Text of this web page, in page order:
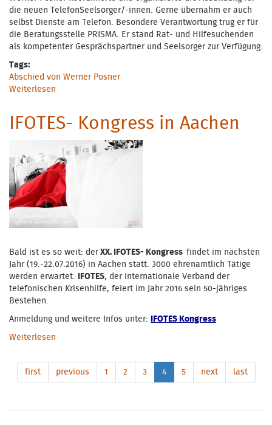
die neuen TelefonSeelsorger/-innen. Gerne übernahm er auch
selbst Dienste am Telefon. Besondere Verantwortung trug er für
die Beratungsstelle PRISMA. Er stand Rat- und Hilfesuchenden
als kompetenter Gesprächspartner und Seelsorger zur Verfügung.
Tags:
Abschied von Werner Posner
Weiterlesen
IFOTES- Kongress in Aachen
Bald ist es so weit: derXX. IFOTES- Kongress findet im nächsten
Jahr (19.-22.07.2016) in Aachen statt. 3000 ehrenamtlich Tätige
werden erwartet.
IFOTES, der internationale Verband der
telefonischen Krisenhilfe, feiert im Jahr 2016 sein 50-jähriges
Bestehen.
Anmeldung und weitere Infos unter: IFOTES Kongress
Weiterlesen
first previous 1 2 3 4 5 next last